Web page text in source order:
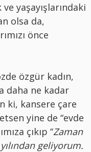
ve yaşayışlarındaki
olsa da,
önce
özgür kadın,
daha ne kadar
ki, kansere çare
yine de “evde
çıkıp “Zaman
geliyorum.